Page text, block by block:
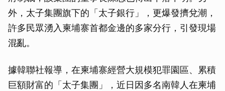
外，太子集團旗下的「太子銀行」，更爆發擠兌潮，
許多民眾湧入柬埔寨首都金邊的多家分行，引發現場
混亂。
據韓聯社報導，在柬埔寨經營大規模犯罪園區、累積
巨額財富的「太子集團」，近日因多名南韓人在柬埔